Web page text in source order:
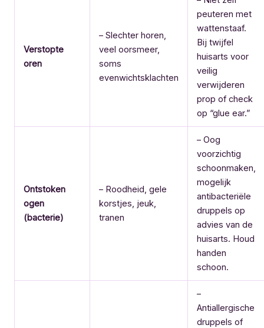
Verstopte
oren
– Slechter horen,
veel oorsmeer,
soms
evenwichtsklachten
peuteren met
wattenstaaf.
Bij twijfel
huisarts voor
veilig
verwijderen
prop of check
op “glue ear.”
Ontstoken
ogen
(bacterie)
– Roodheid, gele
korstjes, jeuk,
tranen
– Oog
voorzichtig
schoonmaken,
mogelijk
antibacteriële
druppels op
advies van de
huisarts. Houd
handen
schoon.
–
Antiallergische
druppels of